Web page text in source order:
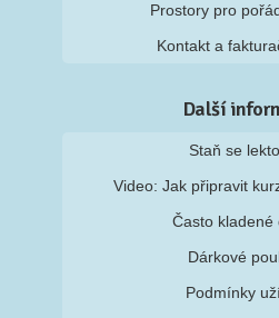
Prostory pro
Kontakt a
Další
Staň se
Video: Jak připravit
Často kladené
Dárkové
Podmínky